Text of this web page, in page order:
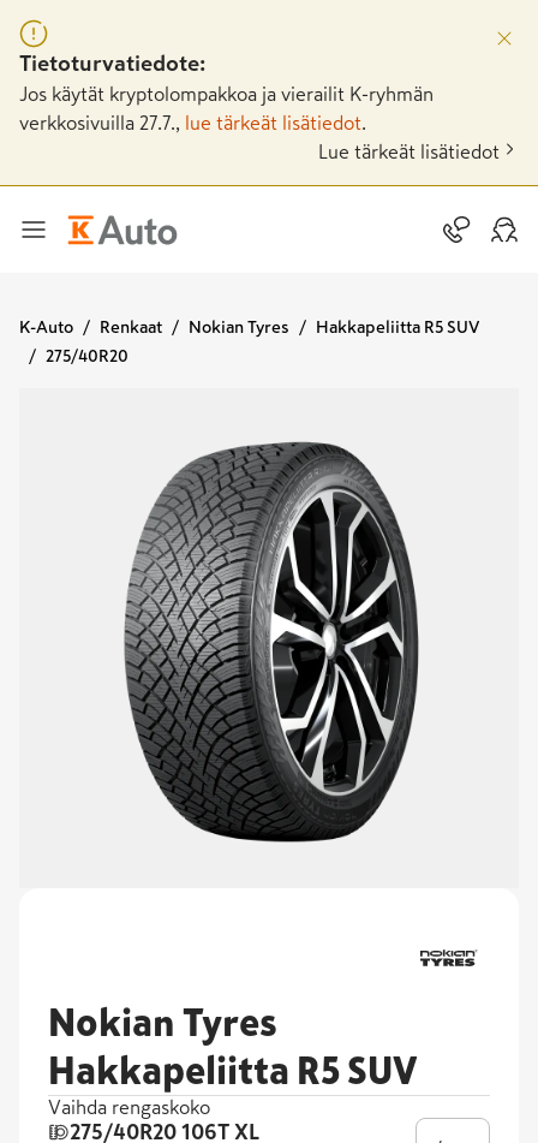
Tietoturvatiedote:
Jos käytät kryptolompakkoa ja vierailit K-ryhmän
verkkosivuilla 27.7.,
lue tärkeät lisätiedot
Lue tärkeät lisätiedot
K-Auto Renkaat Nokian Tyres
Hakkapeliitta R5 SUV
275/40R20
Nokian Tyres
Hakkapeliitta R5 SUV
Vaihda rengaskoko
275/40R20 106T XL